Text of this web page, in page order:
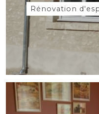
Rénovation